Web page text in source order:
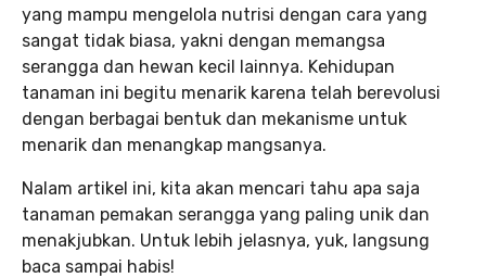
yang mampu mengelola nutrisi dengan cara yang
sangat tidak biasa, yakni dengan memangsa
serangga dan hewan kecil lainnya. Kehidupan
tanaman ini begitu menarik karena telah berevolusi
dengan berbagai bentuk dan mekanisme untuk
menarik dan menangkap mangsanya.
Nalam artikel ini, kita akan mencari tahu apa saja
tanaman pemakan serangga yang paling unik dan
menakjubkan. Untuk lebih jelasnya, yuk, langsung
baca sampai habis!